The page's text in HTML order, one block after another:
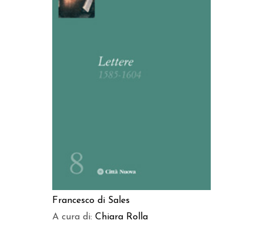
Francesco di Sales
A cura di: Chiara Rolla